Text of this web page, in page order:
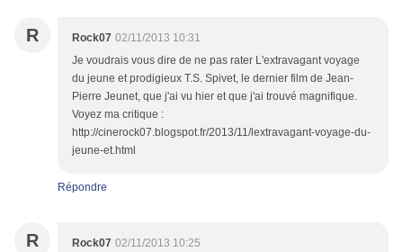
R Rock07 02/11/2013 10:31
Je voudrais vous dire de ne pas rater L'extravagant voyage
du jeune et prodigieux T.S. Spivet, le dernier film de Jean-
Pierre Jeunet, que j'ai vu hier et que j'ai trouvé magnifique.
Voyez ma critique :
http://cinerock07.blogspot.fr/2013/11/lextravagant-voyage-du-
jeune-et.html
Répondre
R Rock07 02/11/2013 10:25